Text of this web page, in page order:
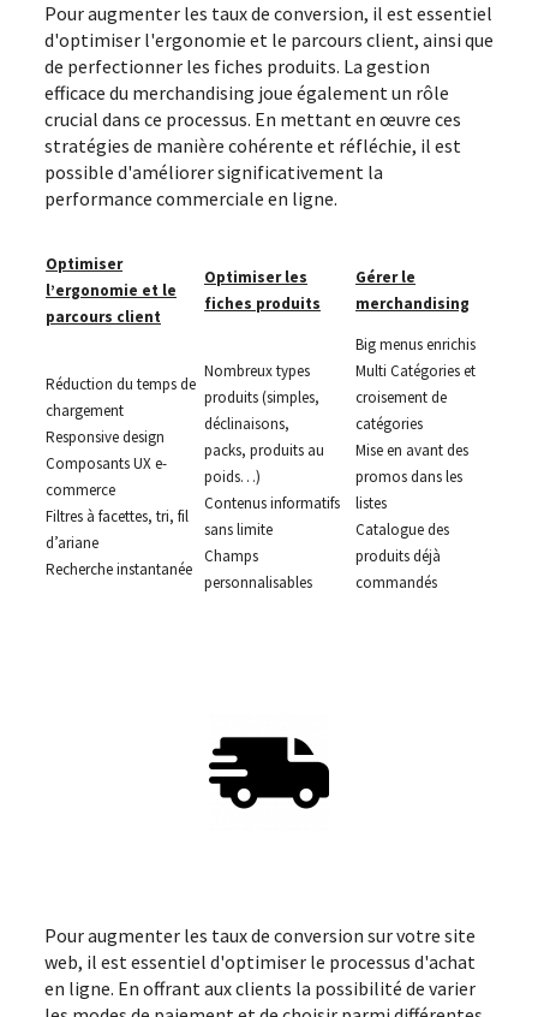
Pour augmenter les taux de conversion, il est essentiel
d'optimiser l'ergonomie et le parcours client, ainsi que
de perfectionner les fiches produits. La gestion
efficace du merchandising joue également un rôle
crucial dans ce processus. En mettant en œuvre ces
stratégies de manière cohérente et réfléchie, il est
possible d'améliorer significativement la
performance commerciale en ligne.
Optimiser
l’ergonomie et le
parcours client
Optimiser les
fiches produits
Gérer le
merchandising
Réduction du temps de
chargement
Responsive design
Composants UX e-
commerce
Filtres à facettes, tri, fil
d’ariane
Recherche instantanée
Nombreux types
produits (simples,
déclinaisons,
packs, produits au
poids…)
Contenus informatifs
sans limite
Champs
personnalisables
Big menus enrichis
Multi Catégories et
croisement de
catégories
Mise en avant des
promos dans les
listes
Catalogue des
produits déjà
commandés
Pour augmenter les taux de conversion sur votre site
web, il est essentiel d'optimiser le processus d'achat
en ligne. En offrant aux clients la possibilité de varier